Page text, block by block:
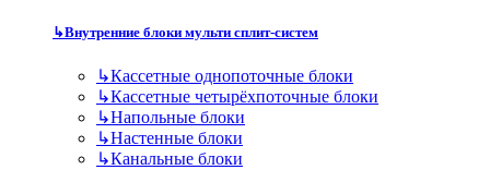
↳Внутренние блоки мульти сплит-систем
↳Кассетные однопоточные блоки
↳Кассетные четырёхпоточные блоки
↳Напольные блоки
↳Настенные блоки
↳Канальные блоки